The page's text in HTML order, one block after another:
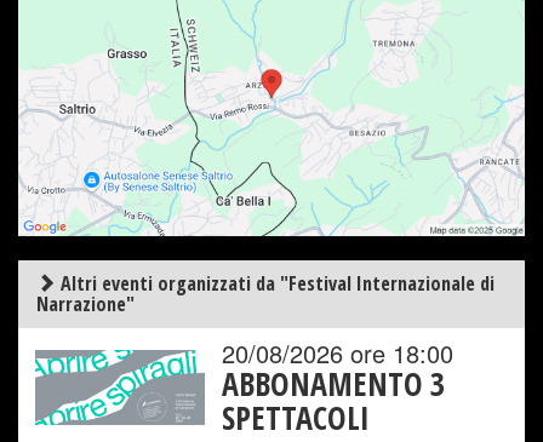
Altri eventi organizzati da "Festival Internazionale di
Narrazione"
20/08/2026 ore 18:00
ABBONAMENTO 3
SPETTACOLI